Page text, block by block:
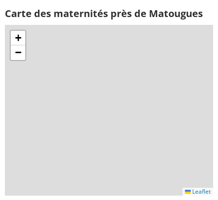
Carte des maternités près de Matougues
+
−
Leaflet